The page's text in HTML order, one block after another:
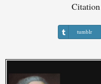
tumblr